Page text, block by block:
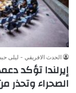
الحدث الافريقي - ليلى
إيرلندا تؤكد
الصحراء وتحذر